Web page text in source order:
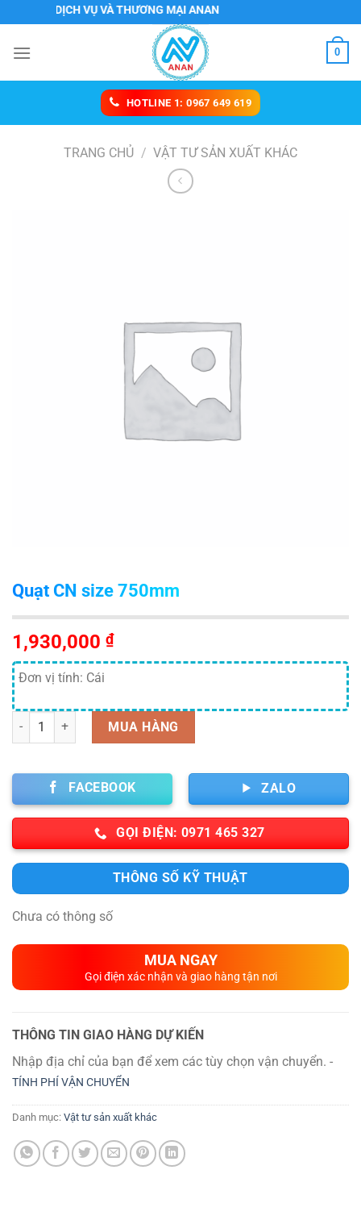
đến
nội
DỊCH VỤ VÀ THƯƠNG MẠI ANAN
0
HOTLINE 1: 0967 649 619
TRANG CHỦ / VẬT TƯ SẢN XUẤT KHÁC
Quạt CN size 750mm
1,930,000 ₫
Đơn vị tính: Cái
Số lượng MUA HÀNG
FACEBOOK ZALO
GỌI ĐIỆN: 0971 465 327
THÔNG SỐ KỸ THUẬT
Chưa có thông số
MUA NGAY
Gọi điện xác nhận và giao hàng tận nơi
THÔNG TIN GIAO HÀNG DỰ KIẾN
Nhập địa chỉ của bạn để xem các tùy chọn vận chuyển. -
TÍNH PHÍ VẬN CHUYỂN
Danh mục: Vật tư sản xuất khác